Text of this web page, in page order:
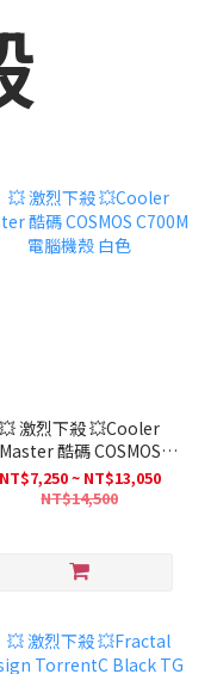
💥 激烈下殺 💥Cooler
Master 酷碼 COSMOS
C700M 電腦機殼 白色
NT$7,250 ~ NT$13,050
NT$14,500